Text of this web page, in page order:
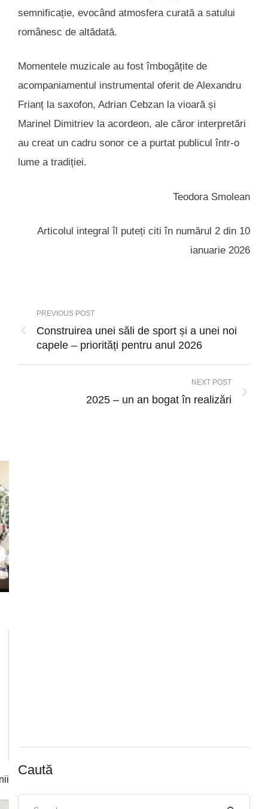
semnificație, evocând atmosfera curată a satului
românesc de altădată.
Momentele muzicale au fost îmbogățite de
acompaniamentul instrumental oferit de Alexandru
Frianț la saxofon, Adrian Cebzan la vioară și
Marinel Dimitriev la acordeon, ale căror interpretări
au creat un cadru sonor ce a purtat publicul într-o
lume a tradiției.
Teodora Smolean
Articolul integral îl puteți citi în numărul 2 din 10
ianuarie 2026
PREVIOUS POST
Construirea unei săli de sport și a unei noi
capele – priorități pentru anul 2026
NEXT POST
2025 – un an bogat în realizări
Caută